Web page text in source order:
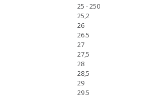
25 - 250
25,2
26
26.5
27
27,5
28
28,5
29
29,5